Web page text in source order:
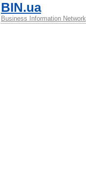
BIN.ua
Business Information Network